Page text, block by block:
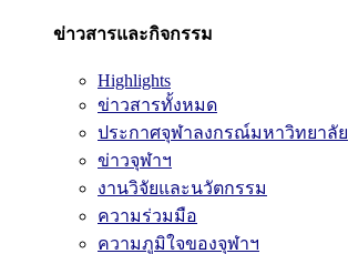
ข่าวสารและกิจกรรม
Highlights
ข่าวสารทั้งหมด
ประกาศจุฬาลงกรณ์มหาวิทยาลัย
ข่าวจุฬาฯ
งานวิจัยและนวัตกรรม
ความร่วมมือ
ความภูมิใจของจุฬาฯ